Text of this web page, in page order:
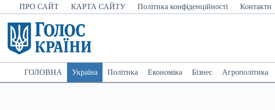
Перейти
до
вмісту
ПРО САЙТ КАРТА САЙТУ Політика конфіденційності Контакти
ГОЛОВНА Україна Політика Економіка Бізнес Агрополітика